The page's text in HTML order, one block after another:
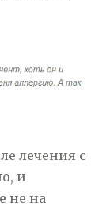
лечения с
и
не на